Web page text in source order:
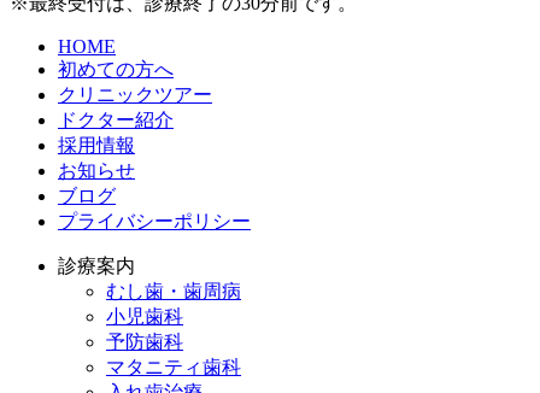
HOME
初めての方へ
クリニックツアー
ドクター紹介
採用情報
お知らせ
ブログ
プライバシーポリシー
診療案内
むし歯・歯周病
小児歯科
予防歯科
マタニティ歯科